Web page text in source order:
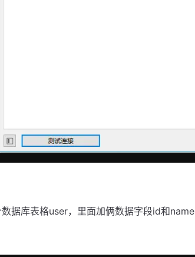
数据库表格user，里面加俩数据字段id和name